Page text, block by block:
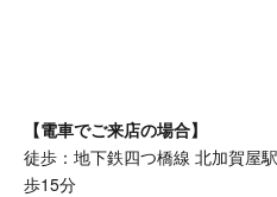
【電車でご来店の場合】
徒歩：地下鉄四つ橋線 北加賀屋
歩15分